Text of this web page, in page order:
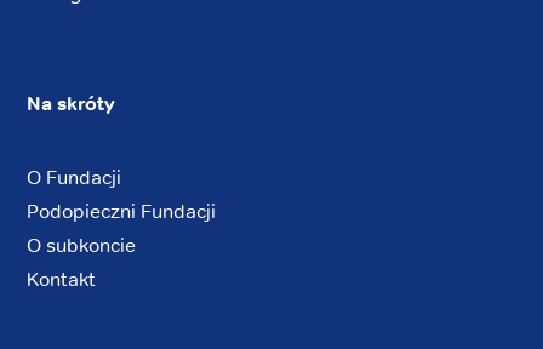
Na skróty
O Fundacji
Podopieczni Fundacji
O subkoncie
Kontakt